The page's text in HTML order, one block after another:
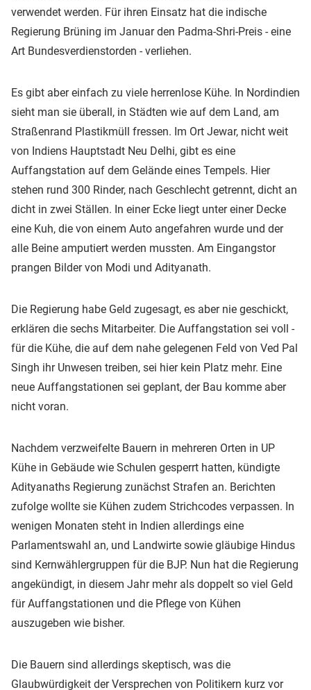
verwendet werden. Für ihren Einsatz hat die indische
Regierung Brüning im Januar den Padma-Shri-Preis - eine
Art Bundesverdienstorden - verliehen.
Es gibt aber einfach zu viele herrenlose Kühe. In Nordindien
sieht man sie überall, in Städten wie auf dem Land, am
Straßenrand Plastikmüll fressen. Im Ort Jewar, nicht weit
von Indiens Hauptstadt Neu Delhi, gibt es eine
Auffangstation auf dem Gelände eines Tempels. Hier
stehen rund 300 Rinder, nach Geschlecht getrennt, dicht an
dicht in zwei Ställen. In einer Ecke liegt unter einer Decke
eine Kuh, die von einem Auto angefahren wurde und der
alle Beine amputiert werden mussten. Am Eingangstor
prangen Bilder von Modi und Adityanath.
Die Regierung habe Geld zugesagt, es aber nie geschickt,
erklären die sechs Mitarbeiter. Die Auffangstation sei voll -
für die Kühe, die auf dem nahe gelegenen Feld von Ved Pal
Singh ihr Unwesen treiben, sei hier kein Platz mehr. Eine
neue Auffangstationen sei geplant, der Bau komme aber
nicht voran.
Nachdem verzweifelte Bauern in mehreren Orten in UP
Kühe in Gebäude wie Schulen gesperrt hatten, kündigte
Adityanaths Regierung zunächst Strafen an. Berichten
zufolge wollte sie Kühen zudem Strichcodes verpassen. In
wenigen Monaten steht in Indien allerdings eine
Parlamentswahl an, und Landwirte sowie gläubige Hindus
sind Kernwählergruppen für die BJP. Nun hat die Regierung
angekündigt, in diesem Jahr mehr als doppelt so viel Geld
für Auffangstationen und die Pflege von Kühen
auszugeben wie bisher.
Die Bauern sind allerdings skeptisch, was die
Glaubwürdigkeit der Versprechen von Politikern kurz vor